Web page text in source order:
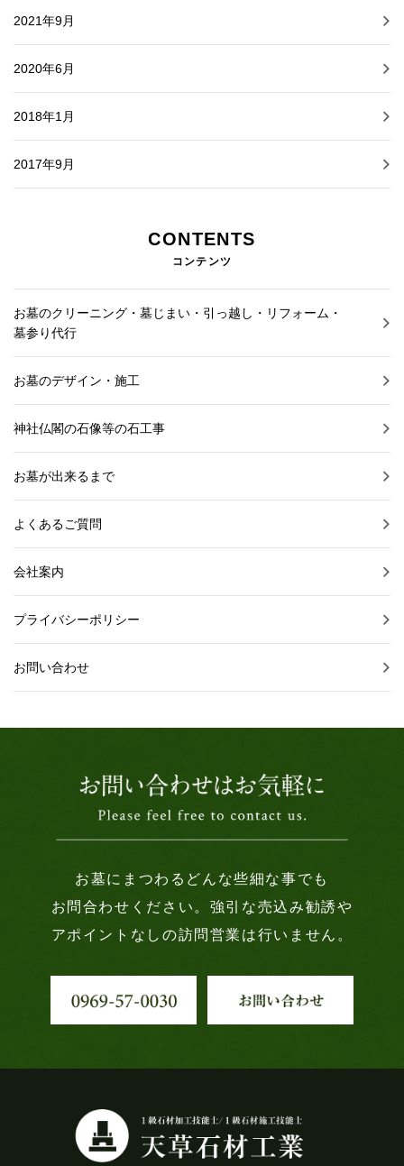
2021年9月
2020年6月
2018年1月
2017年9月
CONTENTS
コンテンツ
お墓のクリーニング・墓じまい・引っ越し・リフォーム・
墓参り代行
お墓のデザイン・施工
神社仏閣の石像等の石工事
お墓が出来るまで
よくあるご質問
会社案内
プライバシーポリシー
お問い合わせ
お墓にまつわるどんな些細な事でも
お問合わせください。強引な売込み勧誘や
アポイントなしの訪問営業は行いません。